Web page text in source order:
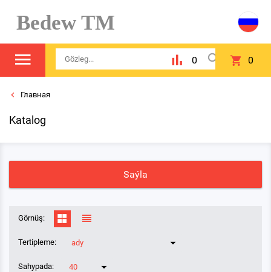
Bedew TM
0 0
Главная
Katalog
Saýla
Görnüş:
Tertipleme: ady
Sahypada:
40